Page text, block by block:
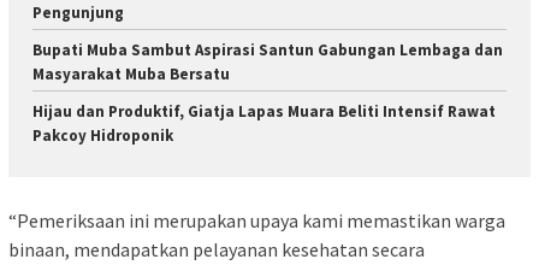
Pengunjung
Bupati Muba Sambut Aspirasi Santun Gabungan Lembaga dan
Masyarakat Muba Bersatu
Hijau dan Produktif, Giatja Lapas Muara Beliti Intensif Rawat
Pakcoy Hidroponik
“Pemeriksaan ini merupakan upaya kami memastikan warga
binaan, mendapatkan pelayanan kesehatan secara